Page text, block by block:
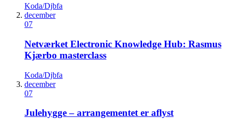
Koda/Djbfa
december
07
Netværket Electronic Knowledge Hub: Rasmus
Kjærbo masterclass
Koda/Djbfa
december
07
Julehygge – arrangementet er aflyst